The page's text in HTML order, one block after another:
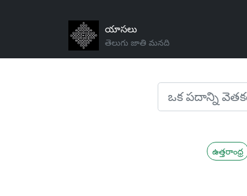
యాసలు
తెలుగు జాతి మనది
ఉత్తరాంధ్ర